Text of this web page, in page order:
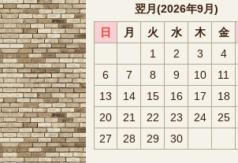
翌月(2026年9月)
日
月 火 水 木 金
1
2 3 4
6
7 8 9 10 11
13
14 15 16 17 18
20
21 22 23 24 25
27
28 29 30